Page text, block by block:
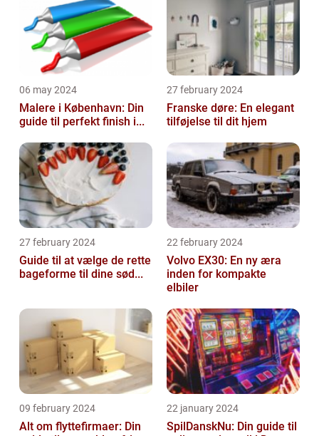
06 may 2024
Malere i København: Din
guide til perfekt finish i...
27 february 2024
Franske døre: En elegant
tilføjelse til dit hjem
27 february 2024
Guide til at vælge de rette
bageforme til dine sød...
22 february 2024
Volvo EX30: En ny æra
inden for kompakte
elbiler
09 february 2024
Alt om flyttefirmaer: Din
22 january 2024
SpilDanskNu: Din guide til